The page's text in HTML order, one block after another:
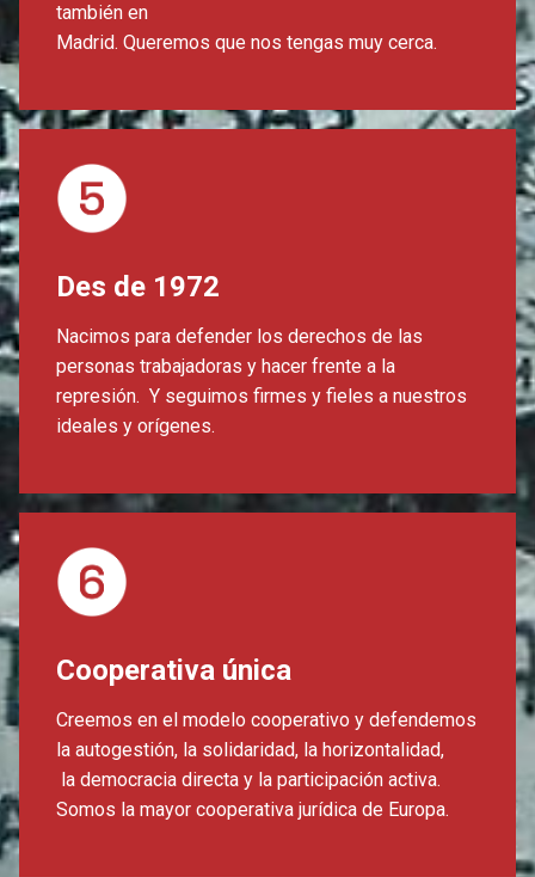
también en
Madrid. Queremos que nos tengas muy cerca.
Des de 1972
Nacimos para defender los derechos de las
personas trabajadoras y hacer frente a la
represión. Y seguimos firmes y fieles a nuestros
ideales y orígenes.
Cooperativa única
Creemos en el modelo cooperativo y defendemos
la autogestión, la solidaridad, la horizontalidad,
la democracia directa y la participación activa.
Somos la mayor cooperativa jurídica de Europa.